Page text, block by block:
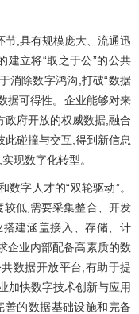
节,具有规模庞大、流通迅
建立将“取之于公”的公共
消除数字鸿沟,打破“数据
据可得性。企业能够对来
政府开放的权威数据,融合
碰撞与交互,得到新信息
现数字化转型。
字人才的“双轮驱动”。
低,需要采集整合、开发
建涵盖接入、存储、计
企业内部配备高素质的数
数据开放平台,有助于提
加快数字技术创新与应用
善的数据基础设施和完备